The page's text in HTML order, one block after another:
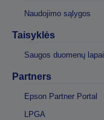
Naudojimo sąlygos
Taisyklės
Saugos duomenų lapai
Partners
Epson Partner Portal
LPGA